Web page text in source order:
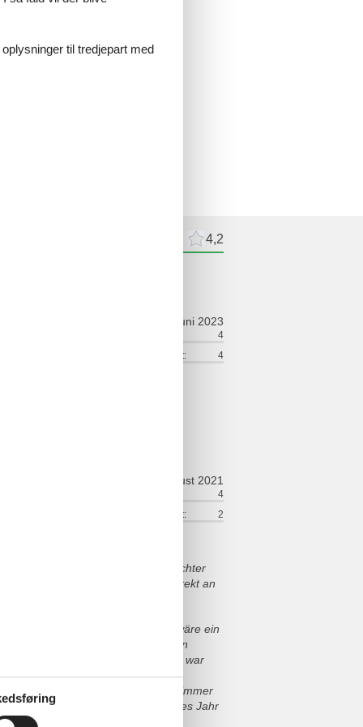
4,2
juni 2023
4
Service på stedet:
4
august 2021
4
Service på stedet:
2
Ich bin mit meiner Enkeltochter
Des Weiteren waren wir direkt an
selten funktioniert. Außerdem wäre ein
im Küchenbereich reichen
einen Stuhl zu klettern. Ansonsten war
Die Tiefgarage war
dort sehr wohl gefühlt und würde immer
und die haben sofort für nächstes Jahr
til tredjepart med